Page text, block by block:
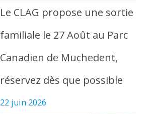
Le CLAG propose une sortie
familiale le 27 Août au Parc
Canadien de Muchedent,
réservez dès que possible
22 juin 2026